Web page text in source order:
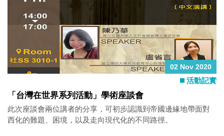
02 Nov 2020
活動記實
「台灣在世界系列活動」學術座談會
此次座談會兩位講者的分享，可初步認識到帝國邊緣地帶面對
西化的難題、困境，以及走向現代化的不同路徑。